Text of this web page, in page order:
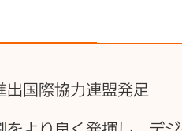
出国際協力連盟発足